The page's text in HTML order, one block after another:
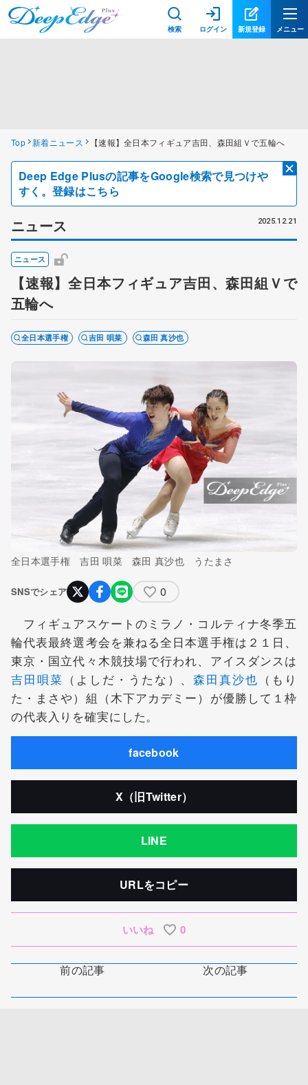
検索 ログイン 新規登録 メニュー
Top 新着ニュース 【速報】全日本フィギュア吉田、森田組Ｖで五輪へ
Deep Edge Plusの記事をGoogle検索で見つけや
すく。登録はこちら
ニュース 2025.12.21
ニュース
【速報】全日本フィギュア吉田、森田組Ｖで
五輪へ
全日本選手権 吉田 唄菜 森田 真沙也
全日本選手権 吉田 唄菜 森田 真沙也 うたまさ
SNSでシェア 0
フィギュアスケートのミラノ・コルティナ冬季五
輪代表最終選考会を兼ねる全日本選手権は２１日、
東京・国立代々木競技場で行われ、アイスダンスは
吉田唄菜 （よしだ・うたな）、森田真沙也 （もり
た・まさや）組（木下アカデミー）が優勝して１枠
の代表入りを確実にした。
facebook
X（旧Twitter）
LINE
URLをコピー
いいね 0
前の記事 次の記事